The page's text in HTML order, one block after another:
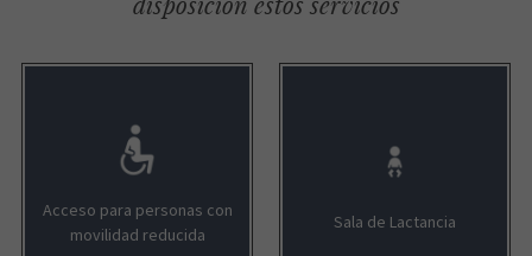
Acceso para personas con
movilidad reducida
Sala de Lactancia